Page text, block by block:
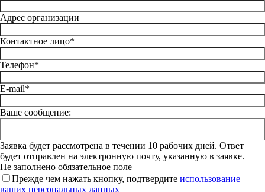
Адрес организации
Контактное лицо*
Телефон*
E-mail*
Ваше сообщение:
Заявка будет рассмотрена в течении 10 рабочих дней. Ответ
будет отправлен на электронную почту, указанную в заявке.
Не заполнено обязательное поле
Прежде чем нажать кнопку, подтвердите использование
ваших персональных данных